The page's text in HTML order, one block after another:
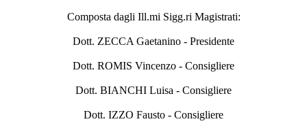
Composta dagli Ill.mi Sigg.ri Magistrati:
Dott. ZECCA Gaetanino - Presidente
Dott. ROMIS Vincenzo - Consigliere
Dott. BIANCHI Luisa - Consigliere
Dott. IZZO Fausto - Consigliere